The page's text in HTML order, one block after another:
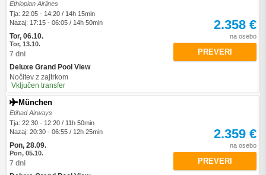
Ethiopian Airlines
Tja: 22:05 - 14:20 / 14h 15min
Nazaj: 17:15 - 06:05 / 14h 50min
Tor, 06.10.
Tor, 13.10.
7 dni
Deluxe Grand Pool View
Nočitev z zajtrkom
Vključen transfer
2.358 €
na osebo
PREVERI
München
Etihad Airways
Tja: 22:30 - 12:20 / 11h 50min
Nazaj: 20:30 - 06:55 / 12h 25min
Pon, 28.09.
Pon, 05.10.
7 dni
2.359 €
na osebo
PREVERI